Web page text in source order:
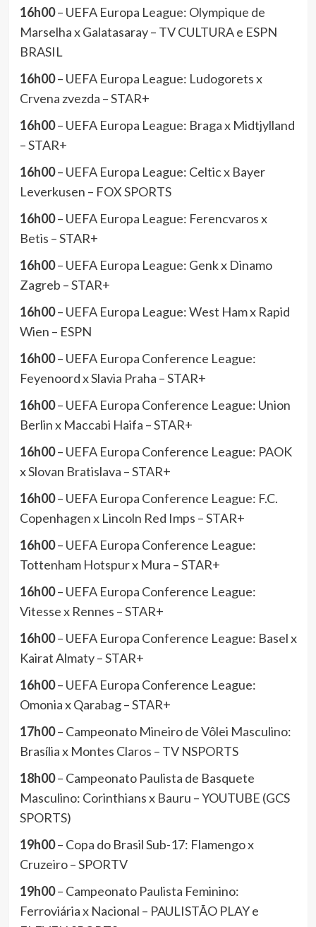
16h00– UEFA Europa League: Olympique de
Marselha x Galatasaray – TV CULTURA e ESPN
BRASIL
16h00– UEFA Europa League: Ludogorets x
Crvena zvezda – STAR+
16h00– UEFA Europa League: Braga x Midtjylland
– STAR+
16h00– UEFA Europa League: Celtic x Bayer
Leverkusen – FOX SPORTS
16h00– UEFA Europa League: Ferencvaros x
Betis – STAR+
16h00– UEFA Europa League: Genk x Dinamo
Zagreb – STAR+
16h00– UEFA Europa League: West Ham x Rapid
Wien – ESPN
16h00– UEFA Europa Conference League:
Feyenoord x Slavia Praha – STAR+
16h00– UEFA Europa Conference League: Union
Berlin x Maccabi Haifa – STAR+
16h00– UEFA Europa Conference League: PAOK
x Slovan Bratislava – STAR+
16h00– UEFA Europa Conference League: F.C.
Copenhagen x Lincoln Red Imps – STAR+
16h00– UEFA Europa Conference League:
Tottenham Hotspur x Mura – STAR+
16h00– UEFA Europa Conference League:
Vitesse x Rennes – STAR+
16h00– UEFA Europa Conference League: Basel x
Kairat Almaty – STAR+
16h00– UEFA Europa Conference League:
Omonia x Qarabag – STAR+
17h00– Campeonato Mineiro de Vôlei Masculino:
Brasília x Montes Claros – TV NSPORTS
18h00– Campeonato Paulista de Basquete
Masculino: Corinthians x Bauru – YOUTUBE (GCS
SPORTS)
19h00– Copa do Brasil Sub-17: Flamengo x
Cruzeiro – SPORTV
19h00– Campeonato Paulista Feminino:
Ferroviária x Nacional – PAULISTÃO PLAY e